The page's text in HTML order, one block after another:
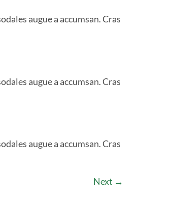
augue a accumsan. Cras
augue a accumsan. Cras
augue a accumsan. Cras
Next →